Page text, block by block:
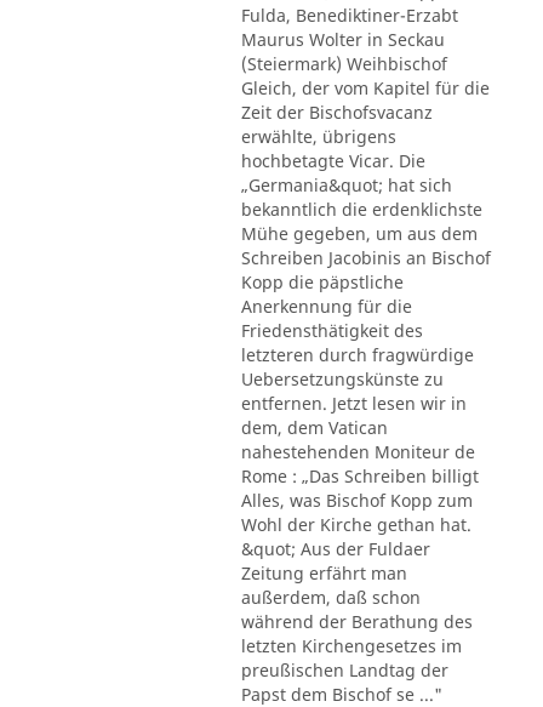
Fulda, Benediktiner-Erzabt
Maurus Wolter in Seckau
(Steiermark) Weihbischof
Gleich, der vom Kapitel für die
Zeit der Bischofsvacanz
erwählte, übrigens
hochbetagte Vicar. Die
„Germania&quot; hat sich
bekanntlich die erdenklichste
Mühe gegeben, um aus dem
Schreiben Jacobinis an Bischof
Kopp die päpstliche
Anerkennung für die
Friedensthätigkeit des
letzteren durch fragwürdige
Uebersetzungskünste zu
entfernen. Jetzt lesen wir in
dem, dem Vatican
nahestehenden Moniteur de
Rome : „Das Schreiben billigt
Alles, was Bischof Kopp zum
Wohl der Kirche gethan hat.
&quot; Aus der Fuldaer
Zeitung erfährt man
außerdem, daß schon
während der Berathung des
letzten Kirchengesetzes im
preußischen Landtag der
Papst dem Bischof se ..."